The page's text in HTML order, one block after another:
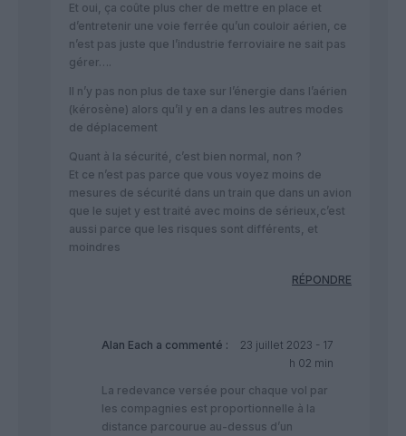
Et oui, ça coûte plus cher de mettre en place et
d’entretenir une voie ferrée qu’un couloir aérien, ce
n’est pas juste que l’industrie ferroviaire ne sait pas
gérer….
Il n’y pas non plus de taxe sur l’énergie dans l’aérien
(kérosène) alors qu’il y en a dans les autres modes
de déplacement
Quant à la sécurité, c’est bien normal, non ?
Et ce n’est pas parce que vous voyez moins de
mesures de sécurité dans un train que dans un avion
que le sujet y est traité avec moins de sérieux,c’est
aussi parce que les risques sont différents, et
moindres
RÉPONDRE
Alan Each a commenté :
23 juillet 2023 - 17
h 02 min
La redevance versée pour chaque vol par
les compagnies est proportionnelle à la
distance parcourue au-dessus d’un